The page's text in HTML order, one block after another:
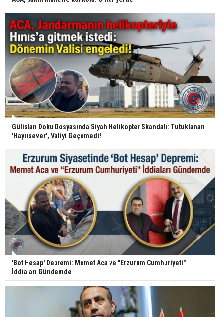
Gülistan Doku Dosyasında Siyah Helikopter Skandalı: Tutuklanan
'Hayırsever', Valiyi Geçemedi!
'Bot Hesap' Depremi: Memet Aca ve "Erzurum Cumhuriyeti"
İddiaları Gündemde